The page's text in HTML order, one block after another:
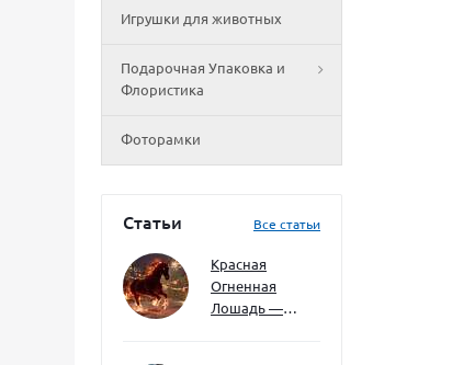
Игрушки для животных
Подарочная Упаковка и
Флористика
Фоторамки
Статьи Все статьи
Красная
Огненная
Лошадь —